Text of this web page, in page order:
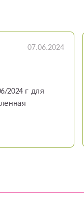
07.06.2024
2024 г для
и
за